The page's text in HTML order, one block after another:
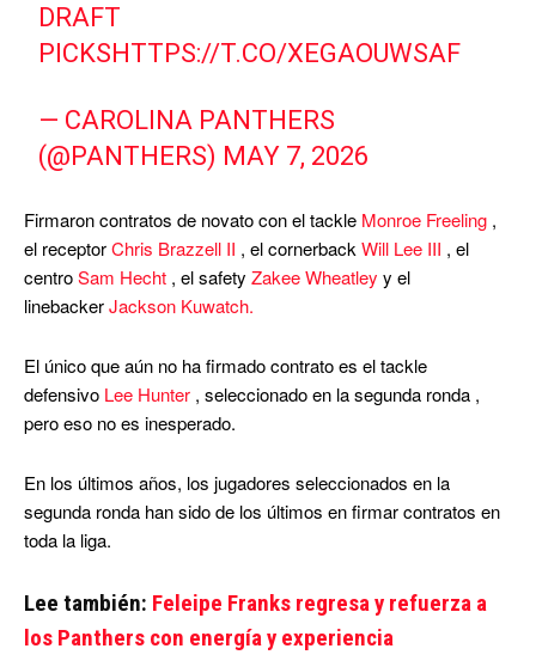
DRAFT
PICKSHTTPS://T.CO/XEGAOUWSAF
— CAROLINA PANTHERS
(@PANTHERS) MAY 7, 2026
Firmaron contratos de novato con el tackle Monroe Freeling ,
el receptorChris Brazzell II , el cornerback Will Lee III , el
centroSam Hecht , el safety Zakee Wheatley y el
linebackerJackson Kuwatch.
El único que aún no ha firmado contrato es el tackle
defensivo Lee Hunter , seleccionado en la segunda ronda ,
pero eso no es inesperado.
En los últimos años, los jugadores seleccionados en la
segunda ronda han sido de los últimos en firmar contratos en
toda la liga.
Lee también: Feleipe Franks regresa y refuerza a
los Panthers con energía y experiencia